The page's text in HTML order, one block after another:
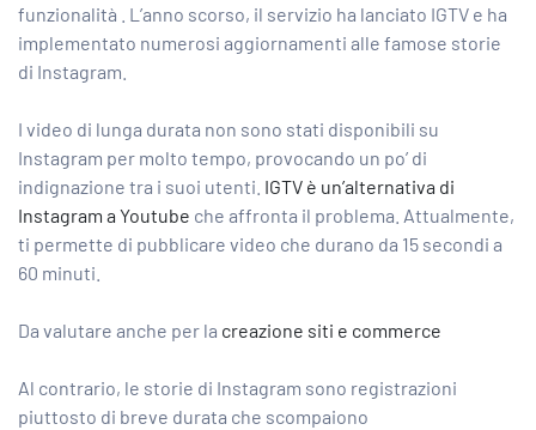
funzionalità . L’anno scorso, il servizio ha lanciato IGTV e ha
implementato numerosi aggiornamenti alle famose storie
di Instagram.
I video di lunga durata non sono stati disponibili su
Instagram per molto tempo, provocando un po’ di
indignazione tra i suoi utenti. IGTV è un’alternativa di
Instagram a Youtube che affronta il problema. Attualmente,
ti permette di pubblicare video che durano da 15 secondi a
60 minuti.
Da valutare anche per la creazione siti e commerce
Al contrario, le storie di Instagram sono registrazioni
piuttosto di breve durata che scompaiono